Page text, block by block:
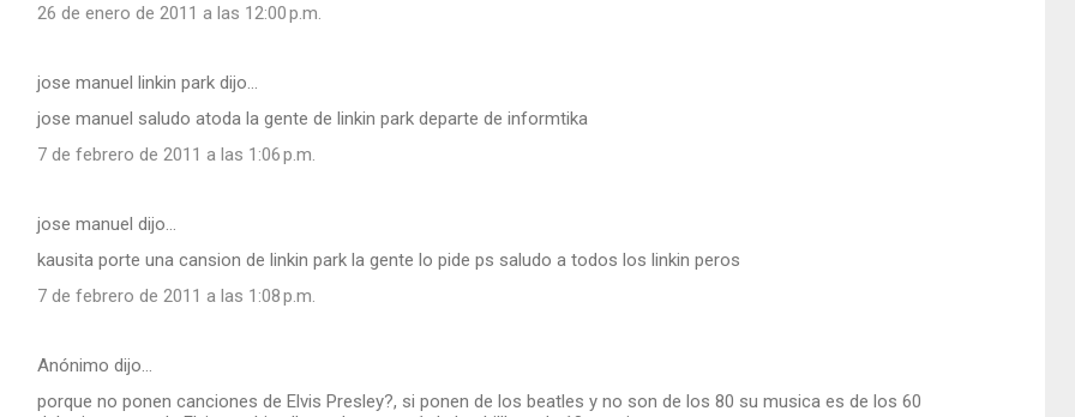
26 de enero de 2011 a las 12:00 p.m.
jose manuel linkin park dijo…
jose manuel saludo atoda la gente de linkin park departe de informtika
7 de febrero de 2011 a las 1:06 p.m.
jose manuel dijo…
kausita porte una cansion de linkin park la gente lo pide ps saludo a todos los linkin peros
7 de febrero de 2011 a las 1:08 p.m.
Anónimo dijo…
porque no ponen canciones de Elvis Presley?, si ponen de los beatles y no son de los 80 su musica es de los 60